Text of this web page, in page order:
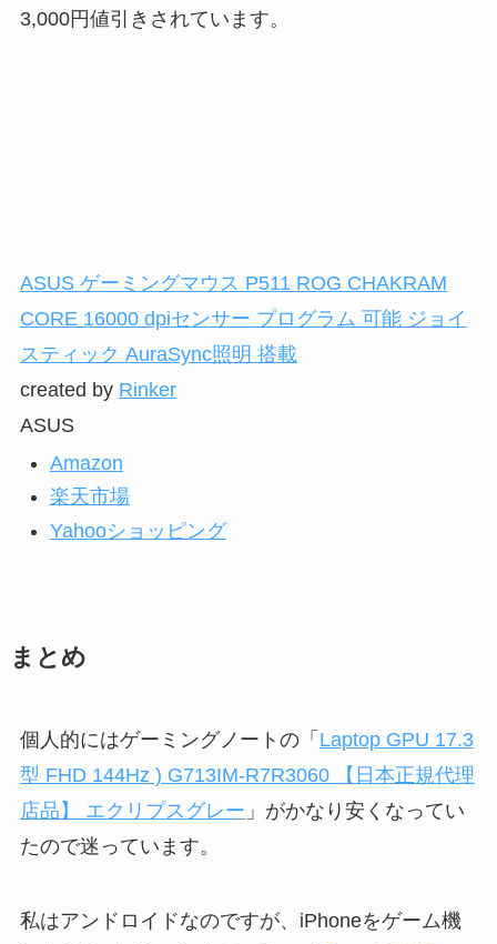
3,000円値引きされています。
ASUS ゲーミングマウス P511 ROG CHAKRAM
CORE 16000 dpiセンサー プログラム 可能 ジョイ
スティック AuraSync照明 搭載
created by Rinker
ASUS
Amazon
楽天市場
Yahooショッピング
まとめ
個人的にはゲーミングノートの「 Laptop GPU 17.3
型 FHD 144Hz ) G713IM-R7R3060 【日本正規代理
店品】 エクリプスグレー 」がかなり安くなってい
たので迷っています。
私はアンドロイドなのですが、iPhoneをゲーム機